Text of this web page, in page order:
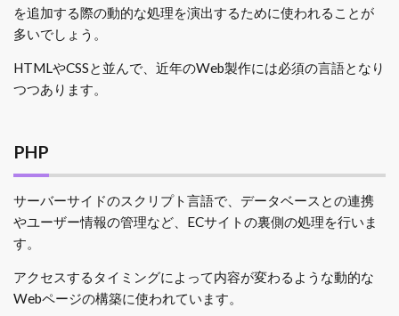
を追加する際の動的な処理を演出するために使われることが
多いでしょう。
HTMLやCSSと並んで、近年のWeb製作には必須の言語となり
つつあります。
PHP
サーバーサイドのスクリプト言語で、データベースとの連携
やユーザー情報の管理など、ECサイトの裏側の処理を行いま
す。
アクセスするタイミングによって内容が変わるような動的な
Webページの構築に使われています。